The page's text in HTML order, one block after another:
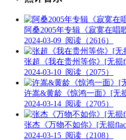
阿桑2005年专辑《寂寞在唱
2024-03-09 阅读（2616）
张超《我在贵州等你》[无损
2024-03-10 阅读（2075）
许嵩&黄龄《惊鸿一面》[无
2024-03-14 阅读（2705）
张杰《万物不如你》[无损
2024-03-15 阅读（2108）